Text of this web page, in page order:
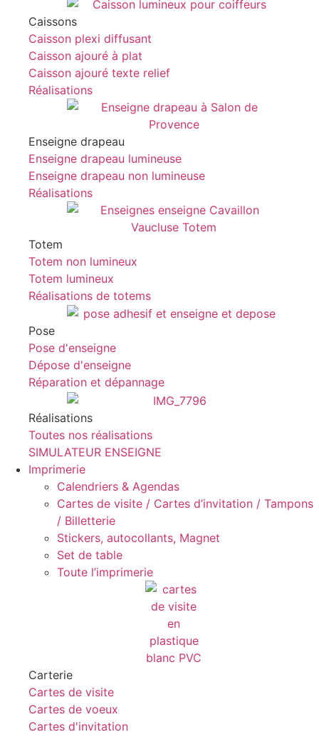
Caissons
Caisson plexi diffusant
Caisson ajouré à plat
Caisson ajouré texte relief
Réalisations
Enseigne drapeau
Enseigne drapeau lumineuse
Enseigne drapeau non lumineuse
Réalisations
Totem
Totem non lumineux
Totem lumineux
Réalisations de totems
Pose
Pose d'enseigne
Dépose d'enseigne
Réparation et dépannage
Réalisations
Toutes nos réalisations
SIMULATEUR ENSEIGNE
Imprimerie
Calendriers & Agendas
Cartes de visite / Cartes d’invitation / Tampons
/ Billetterie
Stickers, autocollants, Magnet
Set de table
Toute l’imprimerie
Carterie
Cartes de visite
Cartes de voeux
Cartes d'invitation